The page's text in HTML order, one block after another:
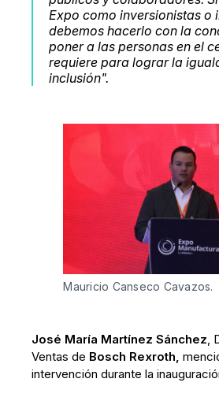
Expo como inversionistas o
debemos hacerlo con la
poner a las personas en el
requiere para lograr la
inclusión".
Mauricio Canseco Cavazos.
José María Martínez Sánchez,
Ventas de Bosch Rexroth,
intervención durante la